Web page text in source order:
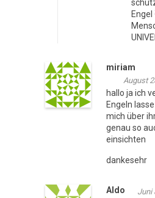
Engel
miriam
August
hallo ja ich
Engeln
mich über
genau so
einsichten
dankesehr
Aldo Juni